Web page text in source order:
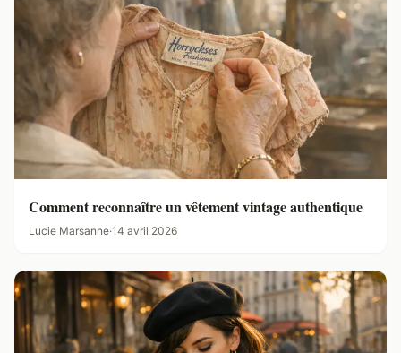
Comment reconnaître un vêtement vintage authentique
Lucie Marsanne·14 avril 2026